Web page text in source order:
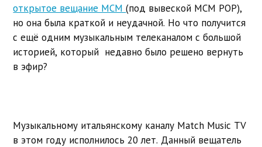
открытое вещание MCM(под вывеской MCM POP),
но она была краткой и неудачной. Но что получится
с ещё одним музыкальным телеканалом с большой
историей, который недавно было решено вернуть
в эфир?
Музыкальному итальянскому каналу Match Music TV
в этом году исполнилось 20 лет. Данный вещатель